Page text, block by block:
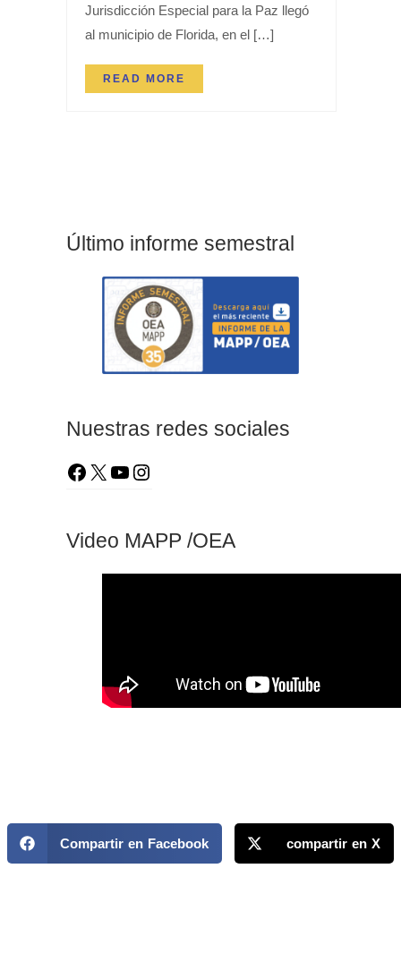
Jurisdicción Especial para la Paz llegó
al municipio de Florida, en el […]
READ MORE
Último informe semestral
Nuestras redes sociales
Video MAPP /OEA
Compartir en Facebook compartir en X